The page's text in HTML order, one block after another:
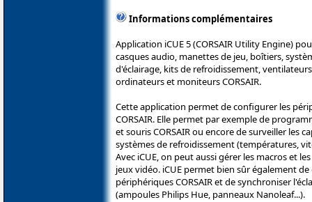
Informations complémentaires
Application iCUE 5 (CORSAIR Utility Engine)
casques audio, manettes de jeu, boîtiers,
d'éclairage, kits de refroidissement,
ordinateurs et moniteurs CORSAIR.
Cette application permet de configurer les
CORSAIR. Elle permet par exemple de
et souris CORSAIR ou encore de surveiller les
systèmes de refroidissement (températures,
Avec iCUE, on peut aussi gérer les macros et
jeux vidéo. iCUE permet bien sûr également
périphériques CORSAIR et de synchroniser
(ampoules Philips Hue, panneaux Nanoleaf...).